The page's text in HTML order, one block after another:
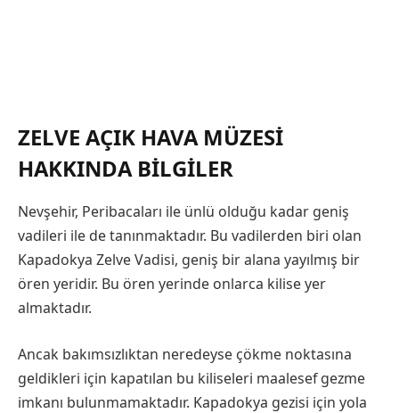
ZELVE AÇIK HAVA MÜZESI
HAKKINDA BILGILER
Nevşehir, Peribacaları ile ünlü olduğu kadar geniş
vadileri ile de tanınmaktadır. Bu vadilerden biri olan
Kapadokya Zelve Vadisi, geniş bir alana yayılmış bir
ören yeridir. Bu ören yerinde onlarca kilise yer
almaktadır.
Ancak bakımsızlıktan neredeyse çökme noktasına
geldikleri için kapatılan bu kiliseleri maalesef gezme
imkanı bulunmamaktadır. Kapadokya gezisi için yola